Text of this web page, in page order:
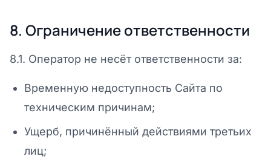
8. Ограничение ответственности
8.1. Оператор не несёт ответственности за:
Временную недоступность Сайта по
техническим причинам;
Ущерб, причинённый действиями третьих
лиц;